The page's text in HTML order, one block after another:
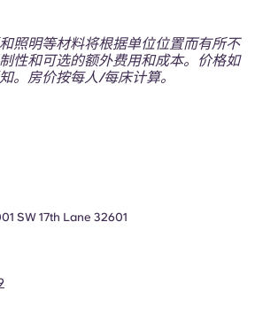
Portuguese
SW 17th Lane 32601
照明等材料将根据单位位置而有所不
性和可选的额外费用和成本。价格如
。房价按每人/每床计算。